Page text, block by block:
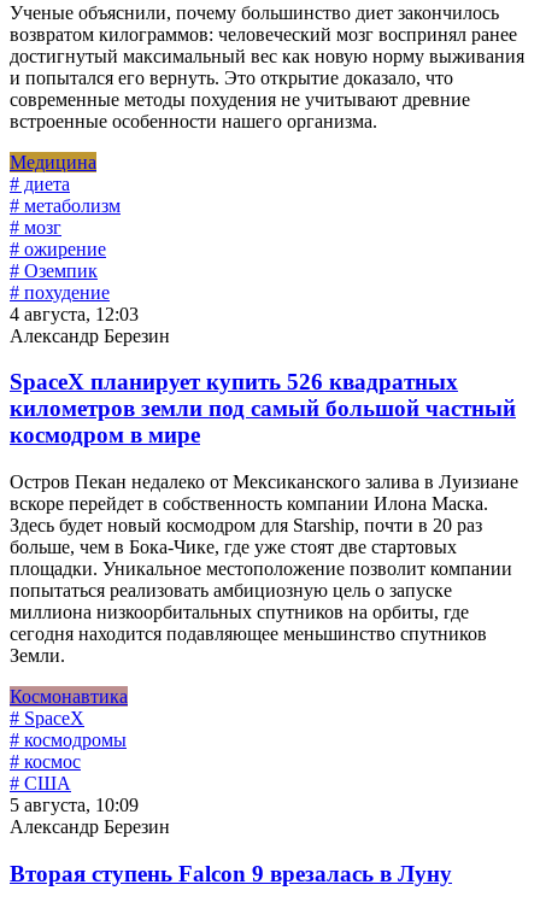
Ученые объяснили, почему большинство диет закончилось
возвратом килограммов: человеческий мозг воспринял ранее
достигнутый максимальный вес как новую норму выживания
и попытался его вернуть. Это открытие доказало, что
современные методы похудения не учитывают древние
встроенные особенности нашего организма.
Медицина
# диета
# метаболизм
# мозг
# ожирение
# Оземпик
# похудение
4 августа, 12:03
Александр Березин
SpaceX планирует купить 526 квадратных
километров земли под самый большой частный
космодром в мире
Остров Пекан недалеко от Мексиканского залива в Луизиане
вскоре перейдет в собственность компании Илона Маска.
Здесь будет новый космодром для Starship, почти в 20 раз
больше, чем в Бока-Чике, где уже стоят две стартовых
площадки. Уникальное местоположение позволит компании
попытаться реализовать амбициозную цель о запуске
миллиона низкоорбитальных спутников на орбиты, где
сегодня находится подавляющее меньшинство спутников
Земли.
Космонавтика
# SpaceX
# космодромы
# космос
# США
5 августа, 10:09
Александр Березин
Вторая ступень Falcon 9 врезалась в Луну